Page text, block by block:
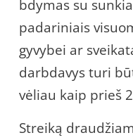
bdymas su
padariniais
gyvybei ar
darbdavys turi
vėliau kaip prieš
Streiką